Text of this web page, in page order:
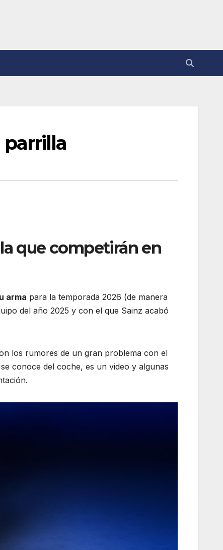
que competirán en
arma para la temporada 2026 (de manera
del año 2025 y con el que Sainz acabó
los rumores de un gran problema con el
conoce del coche, es un video y algunas